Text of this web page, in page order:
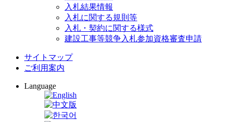
入札結果情報
入札に関する規則等
入札・契約に関する様式
建設工事等競争入札参加資格審査申請
サイトマップ
ご利用案内
Language